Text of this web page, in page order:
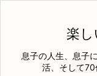
楽
息子の人生、息子
活、そして70